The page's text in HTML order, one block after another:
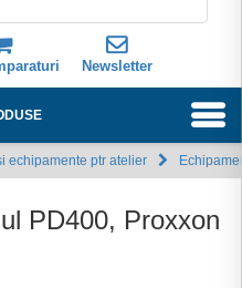
Newsletter
echipamente ptr atelier
PD400, Proxxon